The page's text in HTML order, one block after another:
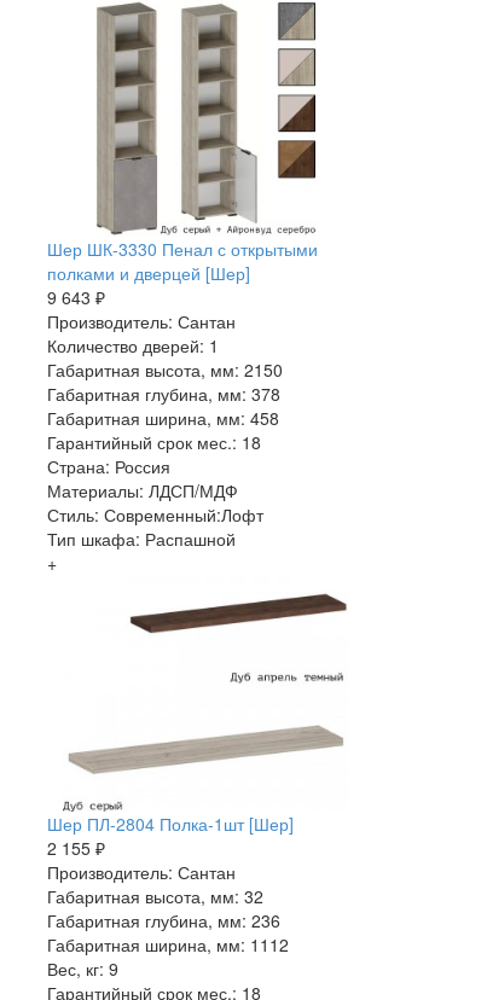
Шер ШК-3330 Пенал с открытыми
полками и дверцей [Шер]
9 643 ₽
Производитель: Сантан
Количество дверей: 1
Габаритная высота, мм: 2150
Габаритная глубина, мм: 378
Габаритная ширина, мм: 458
Гарантийный срок мес.: 18
Страна: Россия
Материалы: ЛДСП/МДФ
Стиль: Современный:Лофт
Тип шкафа: Распашной
+
Шер ПЛ-2804 Полка-1шт [Шер]
2 155 ₽
Производитель: Сантан
Габаритная высота, мм: 32
Габаритная глубина, мм: 236
Габаритная ширина, мм: 1112
Вес, кг: 9
Гарантийный срок мес.: 18